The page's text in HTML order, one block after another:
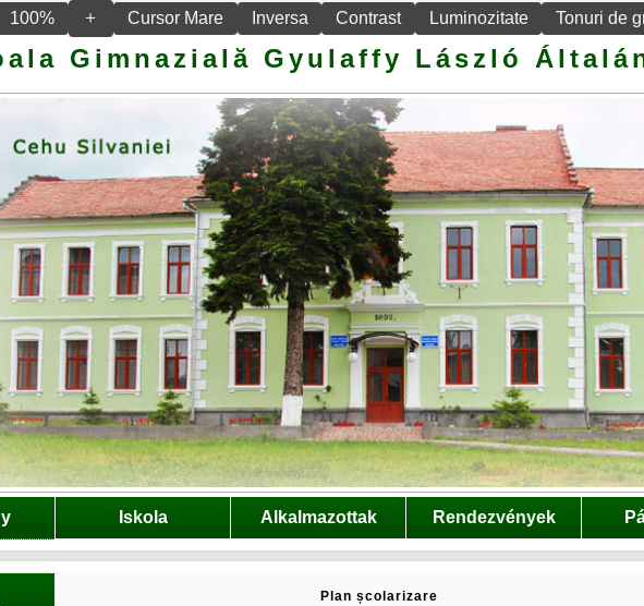
100% ＋ Cursor Mare Inversa Contrast Luminozitate Tonuri de
Gimnazială Gyulaffy László
Iskola Alkalmazottak Rendezvények
Plan școlarizare